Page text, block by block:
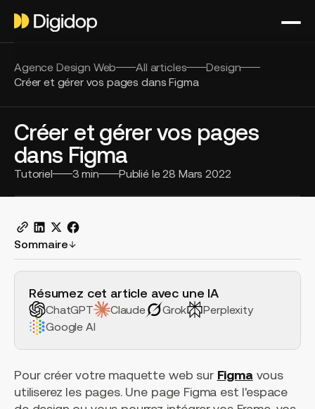
Agence Design Web All articles
Design
Créer et gérer vos pages dans Figma
Créer et gérer vos pages
dans Figma
Tutoriel 3 min Publié le28 Mars 2022
Sommaire
Résumez cet article avec une IA
ChatGPT Claude Grok
Perplexity
Google AI
Pour créer votre maquette web sur Figma vous
utiliserez les pages. Une page Figma est l'espace